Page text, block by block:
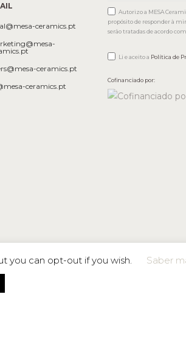
ceramics.pt
ceramics.pt
ceramics.pt
Autorizo a MESA
propósito de responder à
serão tratadas de acordo
Li e aceito a Política de
Cofinanciado por:
you can opt-out if you wish. Saber